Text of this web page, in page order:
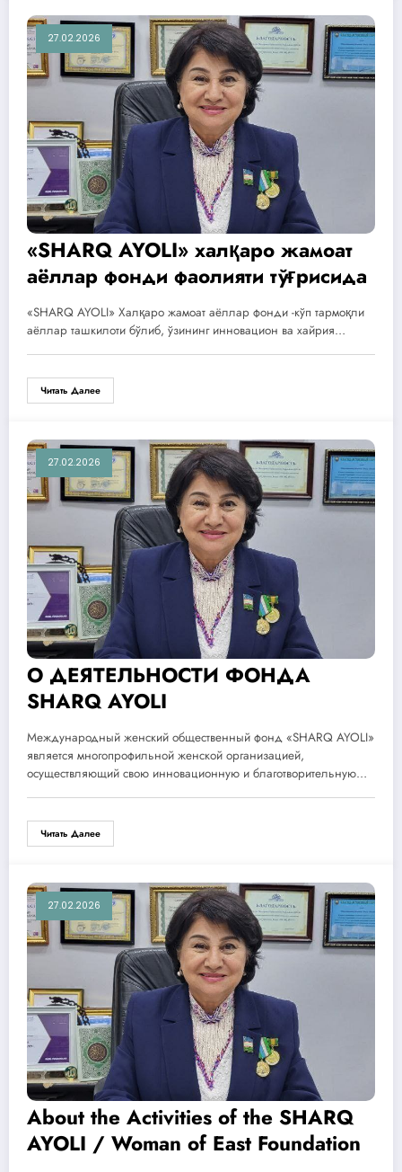
27.02.2026
«SHARQ AYOLI» халқаро жамоат
аёллар фонди фаолияти тўғрисида
«SHARQ AYOLI» Халқаро жамоат аёллар фонди -кўп тармоқли
аёллар ташкилоти бўлиб, ўзининг инновацион ва хайрия…
Читать Далее
27.02.2026
О ДЕЯТЕЛЬНОСТИ ФОНДА
SHARQ AYOLI
Международный женский общественный фонд «SHARQ AYOLI»
является многопрофильной женской организацией,
осуществляющий свою инновационную и благотворительную…
Читать Далее
27.02.2026
About the Activities of the SHARQ
AYOLI / Woman of East Foundation